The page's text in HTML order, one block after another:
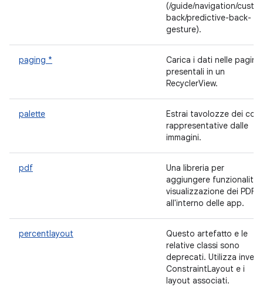
(/guide/navigation/
back/predictive-back-
gesture).
paging *
Carica i dati nelle pagine
presentali in un
RecyclerView.
palette
Estrai tavolozze dei
rappresentative dalle
immagini.
pdf
Una libreria per
aggiungere funzionalità
visualizzazione dei PDF
all'interno delle app.
percentlayout
Questo artefatto e le
relative classi sono
deprecati. Utilizza invece
ConstraintLayout e i
layout associati.